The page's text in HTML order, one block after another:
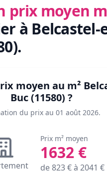
prix moyen
à Belcastel-
.
moyen au m²
Buc (11580) ?
du prix au 01 août 2026.
Prix m² moyen
1632 €
de823€ à 2041 €